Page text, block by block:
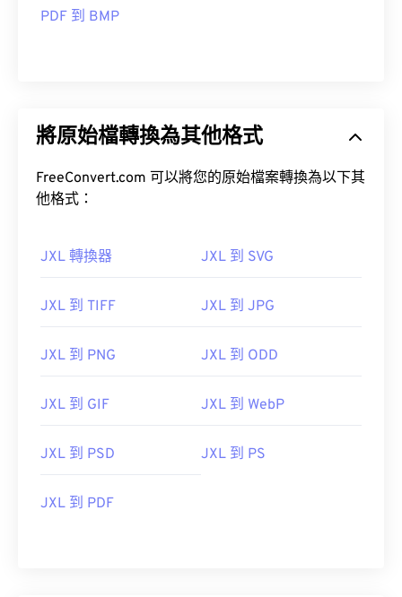
PDF 到 BMP
將原始檔轉換為其他格式
FreeConvert.com 可以將您的原始檔案轉換為以下其
他格式：
JXL 轉換器 JXL 到 SVG
JXL 到 TIFF JXL 到 JPG
JXL 到 PNG JXL 到 ODD
JXL 到 GIF JXL 到 WebP
JXL 到 PSD JXL 到 PS
JXL 到 PDF